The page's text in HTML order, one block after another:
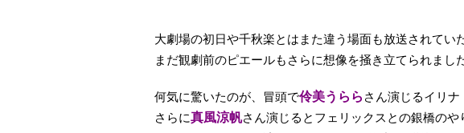
大劇場の初日や千秋楽とはまた違う場面も放送されてい
まだ観劇前のピエールもさらに想像を掻き立てられました
何気に驚いたのが、冒頭で伶美うらら さん演じるイリナ
さらに真風涼帆さん演じるとフェリックスとの銀橋のや